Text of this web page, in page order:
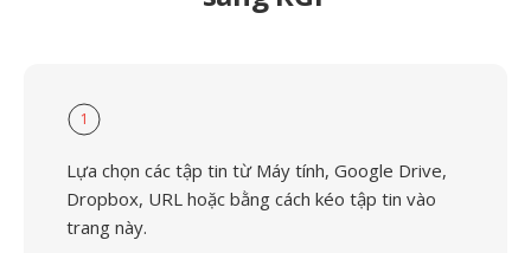
1
Lựa chọn các tập tin từ Máy tính, Google Drive,
Dropbox, URL hoặc bằng cách kéo tập tin vào
trang này.